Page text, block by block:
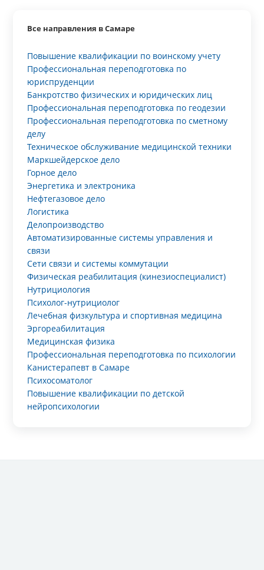
Все направления в Самаре
Повышение квалификации по воинскому учету
Профессиональная переподготовка по
юриспруденции
Банкротство физических и юридических лиц
Профессиональная переподготовка по геодезии
Профессиональная переподготовка по сметному
делу
Техническое обслуживание медицинской техники
Маркшейдерское дело
Горное дело
Энергетика и электроника
Нефтегазовое дело
Логистика
Делопроизводство
Автоматизированные системы управления и
связи
Сети связи и системы коммутации
Физическая реабилитация (кинезиоспециалист)
Нутрициология
Психолог-нутрициолог
Лечебная физкультура и спортивная медицина
Эргореабилитация
Медицинская физика
Профессиональная переподготовка по психологии
Канистерапевт в Самаре
Психосоматолог
Повышение квалификации по детской
нейропсихологии